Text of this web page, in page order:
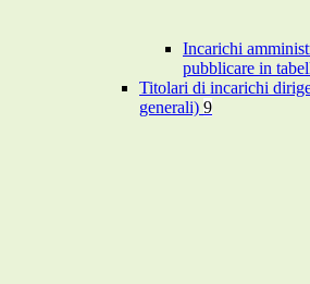
Incarichi
pubblicare in
Titolari di incarichi
generali) 9